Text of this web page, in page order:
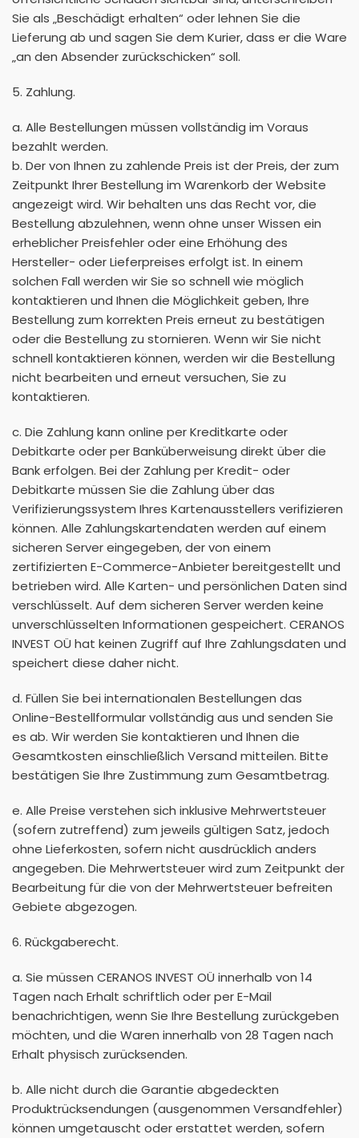
Sie als „Beschädigt erhalten“ oder lehnen Sie die
Lieferung ab und sagen Sie dem Kurier, dass er die Ware
„an den Absender zurückschicken“ soll.
5. Zahlung.
a. Alle Bestellungen müssen vollständig im Voraus
bezahlt werden.
b. Der von Ihnen zu zahlende Preis ist der Preis, der zum
Zeitpunkt Ihrer Bestellung im Warenkorb der Website
angezeigt wird. Wir behalten uns das Recht vor, die
Bestellung abzulehnen, wenn ohne unser Wissen ein
erheblicher Preisfehler oder eine Erhöhung des
Hersteller- oder Lieferpreises erfolgt ist. In einem
solchen Fall werden wir Sie so schnell wie möglich
kontaktieren und Ihnen die Möglichkeit geben, Ihre
Bestellung zum korrekten Preis erneut zu bestätigen
oder die Bestellung zu stornieren. Wenn wir Sie nicht
schnell kontaktieren können, werden wir die Bestellung
nicht bearbeiten und erneut versuchen, Sie zu
kontaktieren.
c. Die Zahlung kann online per Kreditkarte oder
Debitkarte oder per Banküberweisung direkt über die
Bank erfolgen. Bei der Zahlung per Kredit- oder
Debitkarte müssen Sie die Zahlung über das
Verifizierungssystem Ihres Kartenausstellers verifizieren
können. Alle Zahlungskartendaten werden auf einem
sicheren Server eingegeben, der von einem
zertifizierten E-Commerce-Anbieter bereitgestellt und
betrieben wird. Alle Karten- und persönlichen Daten sind
verschlüsselt. Auf dem sicheren Server werden keine
unverschlüsselten Informationen gespeichert. CERANOS
INVEST OÜ hat keinen Zugriff auf Ihre Zahlungsdaten und
speichert diese daher nicht.
d. Füllen Sie bei internationalen Bestellungen das
Online-Bestellformular vollständig aus und senden Sie
es ab. Wir werden Sie kontaktieren und Ihnen die
Gesamtkosten einschließlich Versand mitteilen. Bitte
bestätigen Sie Ihre Zustimmung zum Gesamtbetrag.
e. Alle Preise verstehen sich inklusive Mehrwertsteuer
(sofern zutreffend) zum jeweils gültigen Satz, jedoch
ohne Lieferkosten, sofern nicht ausdrücklich anders
angegeben. Die Mehrwertsteuer wird zum Zeitpunkt der
Bearbeitung für die von der Mehrwertsteuer befreiten
Gebiete abgezogen.
6. Rückgaberecht.
a. Sie müssen CERANOS INVEST OÜ innerhalb von 14
Tagen nach Erhalt schriftlich oder per E-Mail
benachrichtigen, wenn Sie Ihre Bestellung zurückgeben
möchten, und die Waren innerhalb von 28 Tagen nach
Erhalt physisch zurücksenden.
b. Alle nicht durch die Garantie abgedeckten
Produktrücksendungen (ausgenommen Versandfehler)
können umgetauscht oder erstattet werden, sofern